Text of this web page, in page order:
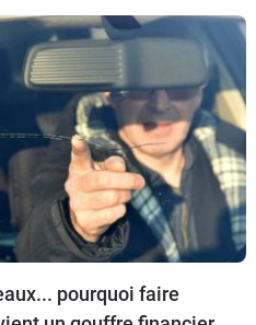
pourquoi faire